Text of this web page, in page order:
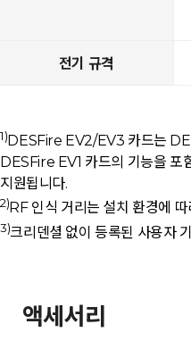
전기 규격
1)DESFire EV2/EV3 카드는
DESFire EV1 카드의 기능을 포
지원됩니다.
2)RF 인식 거리는 설치 환경에
3)크리덴셜 없이 등록된 사용자
액세서리